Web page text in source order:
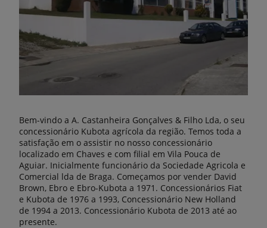
Bem-vindo a A. Castanheira Gonçalves & Filho Lda, o seu
concessionário Kubota agrícola da região. Temos toda a
satisfação em o assistir no nosso concessionário
localizado em Chaves e com filial em Vila Pouca de
Aguiar. Inicialmente funcionário da Sociedade Agricola e
Comercial lda de Braga. Começamos por vender David
Brown, Ebro e Ebro-Kubota a 1971. Concessionários Fiat
e Kubota de 1976 a 1993, Concessionário New Holland
de 1994 a 2013. Concessionário Kubota de 2013 até ao
presente.